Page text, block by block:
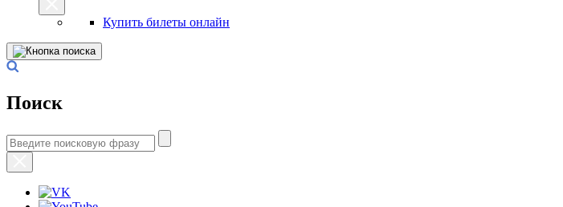
Купить билеты онлайн
Поиск